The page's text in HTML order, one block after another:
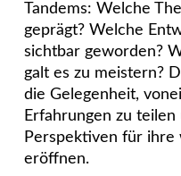
Tandems: Welche
geprägt? Welche
sichtbar geworden?
galt es zu meistern?
die Gelegenheit,
Erfahrungen zu
Perspektiven für ihre
eröffnen.